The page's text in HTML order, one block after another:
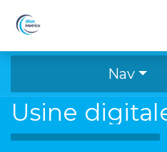
Se rendre au contenu
Nav